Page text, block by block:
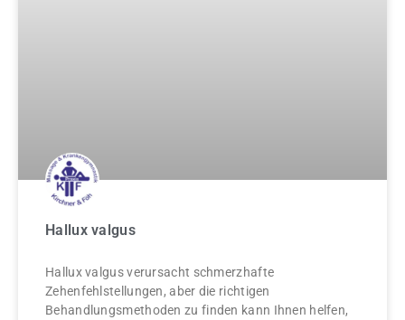
Hallux valgus
Hallux valgus verursacht schmerzhafte
Zehenfehlstellungen, aber die richtigen
Behandlungsmethoden zu finden kann Ihnen helfen,